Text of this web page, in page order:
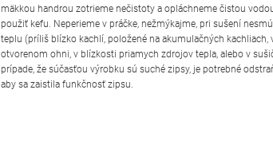
mäkkou handrou zotrieme nečistoty a opláchneme čistou
použiť kefu. Neperieme v práčke, nežmýkajme, pri sušení
teplu (príliš blízko kachlí, položené na akumulačných kachliach,
otvorenom ohni, v blízkosti priamych zdrojov tepla, alebo v
prípade, že súčasťou výrobku sú suché zipsy, je potrebné
aby sa zaistila funkčnosť zipsu.